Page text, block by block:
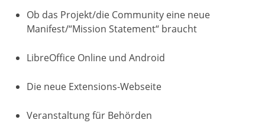
Ob das Projekt/die Community eine neue
Manifest/“Mission Statement“ braucht
LibreOffice Online und Android
Die neue Extensions-Webseite
Veranstaltung für Behörden